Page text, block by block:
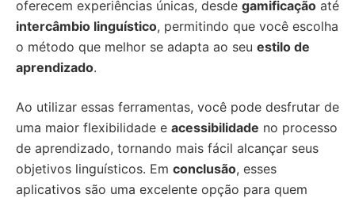
oferecem experiências únicas, desde gamificação até
intercâmbio linguístico, permitindo que você escolha
o método que melhor se adapta ao seu estilo de
aprendizado.
Ao utilizar essas ferramentas, você pode desfrutar de
uma maior flexibilidade e acessibilidade no processo
de aprendizado, tornando mais fácil alcançar seus
objetivos linguísticos. Em conclusão, esses
aplicativos são uma excelente opção para quem